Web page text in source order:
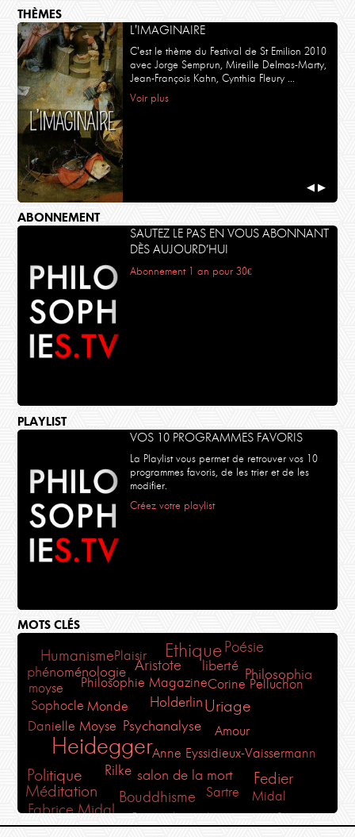
THÈMES
L'IMAGINAIRE
C'est le thème du Festival de St Emilion 2010
avec Jorge Semprun, Mireille Delmas-Marty,
Jean-François Kahn, Cynthia Fleury ...
Voir plus
◀ ▶
ABONNEMENT
SAUTEZ LE PAS EN VOUS ABONNANT
DÈS AUJOURD’HUI
Abonnement 1 an pour 30€
PLAYLIST
VOS 10 PROGRAMMES FAVORIS
La Playlist vous permet de retrouver vos 10
programmes favoris, de les trier et de les
modifier.
Créez votre playlist
MOTS CLÉS
HumanismePlaisir EthiquePoésie
phénoménologie Aristote liberté
Philosophia
moyse
Philosophie MagazineCorine Pelluchon
SophocleMonde HolderlinUriage
Danielle Moyse Psychanalyse Amour
HeideggerAnne Eyssidieux-Vaissermann
Politique Rilke salon de la mort Fedier
Méditation Bouddhisme Sartre Midal
Fabrice Midal France-lanord DescartesSanté